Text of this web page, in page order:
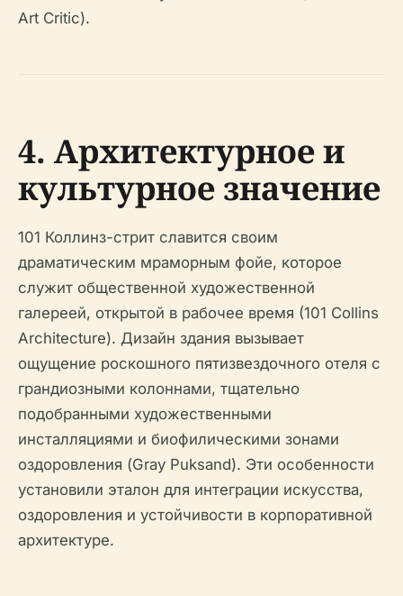
Art Critic).
4. Архитектурное и
культурное значение
101 Коллинз-стрит славится своим
драматическим мраморным фойе, которое
служит общественной художественной
галереей, открытой в рабочее время (101 Collins
Architecture). Дизайн здания вызывает
ощущение роскошного пятизвездочного отеля с
грандиозными колоннами, тщательно
подобранными художественными
инсталляциями и биофилическими зонами
оздоровления (Gray Puksand). Эти особенности
установили эталон для интеграции искусства,
оздоровления и устойчивости в корпоративной
архитектуре.